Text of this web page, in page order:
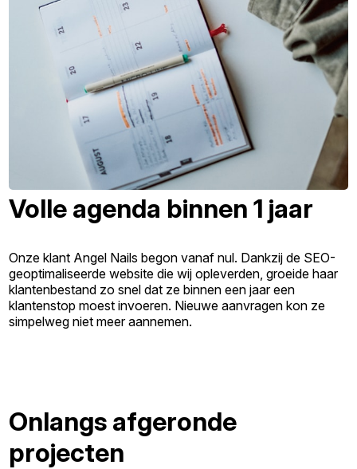
Volle agenda binnen 1 jaar
Onze klant Angel Nails begon vanaf nul. Dankzij de SEO-
geoptimaliseerde website die wij opleverden, groeide haar
klantenbestand zo snel dat ze binnen een jaar een
klantenstop moest invoeren. Nieuwe aanvragen kon ze
simpelweg niet meer aannemen.
Onlangs afgeronde
projecten